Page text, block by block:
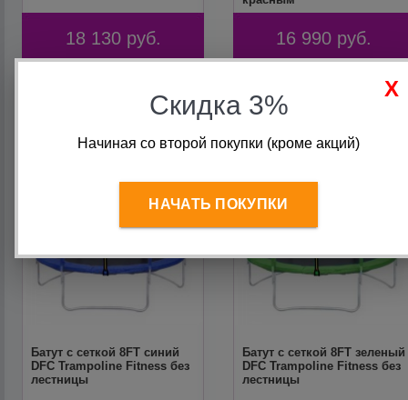
18 130 руб. 16 990 руб.
Батут с сеткой 8FT синий
DFC Trampoline Fitness без
лестницы
Батут с сеткой 8FT зеленый
DFC Trampoline Fitness без
лестницы
Скидка 3%
Начиная со второй покупки (кроме акций)
НАЧАТЬ ПОКУПКИ